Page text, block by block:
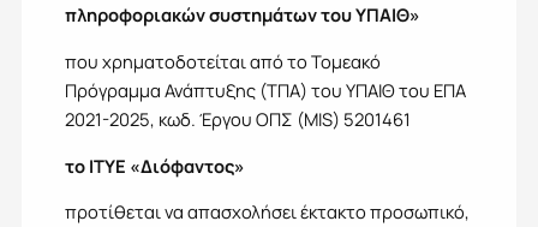
πληροφοριακών συστημάτων του ΥΠΑΙΘ»
που χρηματοδοτείται από το Τομεακό
Πρόγραμμα Ανάπτυξης (ΤΠΑ) του ΥΠΑΙΘ του ΕΠΑ
2021-2025, κωδ. Έργου ΟΠΣ (MIS) 5201461
το ΙΤΥΕ «Διόφαντος»
προτίθεται να απασχολήσει έκτακτο προσωπικό,